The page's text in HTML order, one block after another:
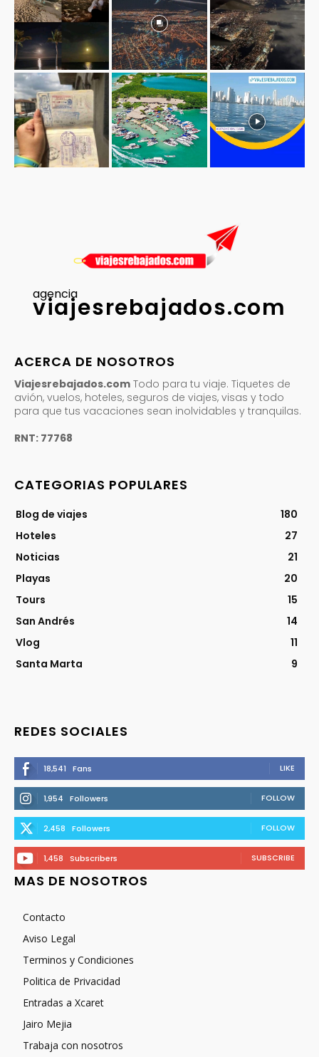
agencia
viajesrebajados.com
ACERCA DE NOSOTROS
Viajesrebajados.com Todo para tu viaje. Tiquetes de
avión, vuelos, hoteles, seguros de viajes, visas y todo
para que tus vacaciones sean inolvidables y tranquilas.
RNT: 77768
CATEGORIAS POPULARES
Blog de viajes
180
Hoteles
27
Noticias
21
Playas
20
Tours
15
San Andrés
14
Vlog
11
Santa Marta
9
REDES SOCIALES
18,541 Fans LIKE
1,954 Followers FOLLOW
2,458 Followers FOLLOW
1,458 Subscribers SUBSCRIBE
MAS DE NOSOTROS
Contacto
Aviso Legal
Terminos y Condiciones
Politica de Privacidad
Entradas a Xcaret
Jairo Mejia
Trabaja con nosotros